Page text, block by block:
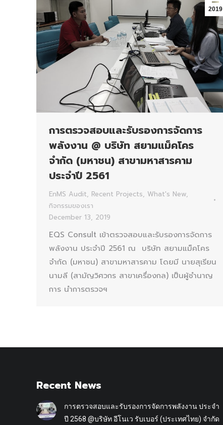
2019
การตรวจสอบและรับรองการจัดการ
พลังงาน @ บริษัท สยามแม็คโคร
จำกัด (มหาชน) สาขามหาสารคาม
ประจำปี 2561
EnMS Audit, Recent Projects, What's New,
กิจกรรมของเรา
December 13, 2019
EQS Consult เข้าตรวจสอบและรับรองการจัดการ
พลังงาน ประจำปี 2561 ณ บริษัท สยามแม็คโคร
จำกัด (มหาชน) สาขามหาสารคาม โดยมี นายสุเรียน
นามลี (สามัญวิศวกร สาขาเครื่องกล) เป็นผู้ชำนาญ
การ นำการตรวจฯ
Recent News
การตรวจสอบและรับรองการจัดการพลังงาน ประจำ
ปี 2568 @บริษัท อีโนเว รับเบอร์ (ประเทศไทย) จำกัด